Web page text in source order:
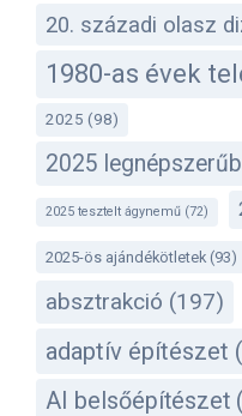
20. századi olasz
1980-as évek
2025 (98)
2025
2025 tesztelt ágynemű (72)
2025-ös ajándékötletek (93)
absztrakció (197)
adaptív építészet
AI belsőépítészet